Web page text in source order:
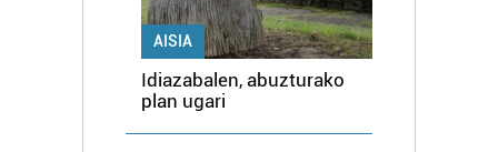
AISIA
Idiazabalen, abuzturako
plan ugari